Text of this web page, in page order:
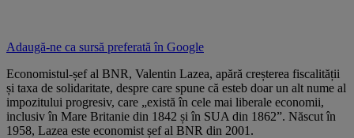
Adaugă-ne ca sursă preferată în Google
Economistul-șef al BNR, Valentin Lazea, apără creșterea fiscalității
și taxa de solidaritate, despre care spune că esteb doar un alt nume al
impozitului progresiv, care „există în cele mai liberale economii,
inclusiv în Mare Britanie din 1842 și în SUA din 1862”. Născut în
1958, Lazea este economist șef al BNR din 2001.